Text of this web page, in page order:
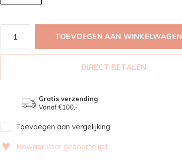
TOEVOEGEN AAN WINKELWAGEN
DIRECT BETALEN
Gratis verzending
Vanaf €100,-
Toevoegen aan vergelijking
♥ Bewaar voor geboortelijst